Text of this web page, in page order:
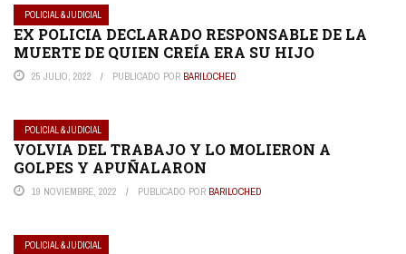
POLICIAL & JUDICIAL
EX POLICIA DECLARADO RESPONSABLE DE LA
MUERTE DE QUIEN CREÍA ERA SU HIJO
25 JULIO, 2022 PUBLICADO POR BARILOCHED
POLICIAL & JUDICIAL
VOLVIA DEL TRABAJO Y LO MOLIERON A
GOLPES Y APUÑALARON
19 NOVIEMBRE, 2022 PUBLICADO POR BARILOCHED
POLICIAL & JUDICIAL